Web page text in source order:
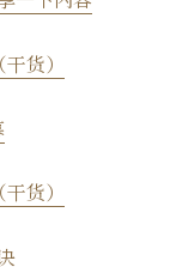
货）
货）